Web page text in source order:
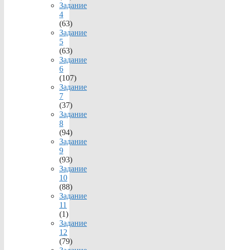
Задание
4
(63)
Задание
5
(63)
Задание
6
(107)
Задание
7
(37)
Задание
8
(94)
Задание
9
(93)
Задание
10
(88)
Задание
11
(1)
Задание
12
(79)